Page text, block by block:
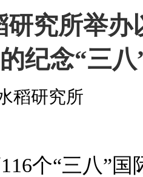
研究所举办
纪念“三
稻研究所
个“三八”